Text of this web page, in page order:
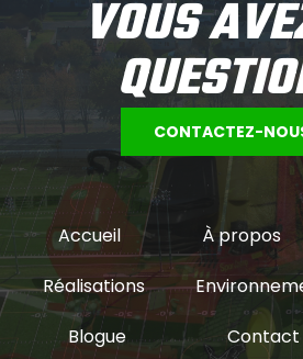
VOUS
CONTACTEZ-
Accueil À propos
Réalisations
Blogue
Contact